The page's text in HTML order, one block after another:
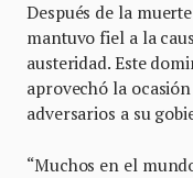
Después de la
mantuvo fiel a la
austeridad. Este
aprovechó la
adversarios a su
“Muchos en el